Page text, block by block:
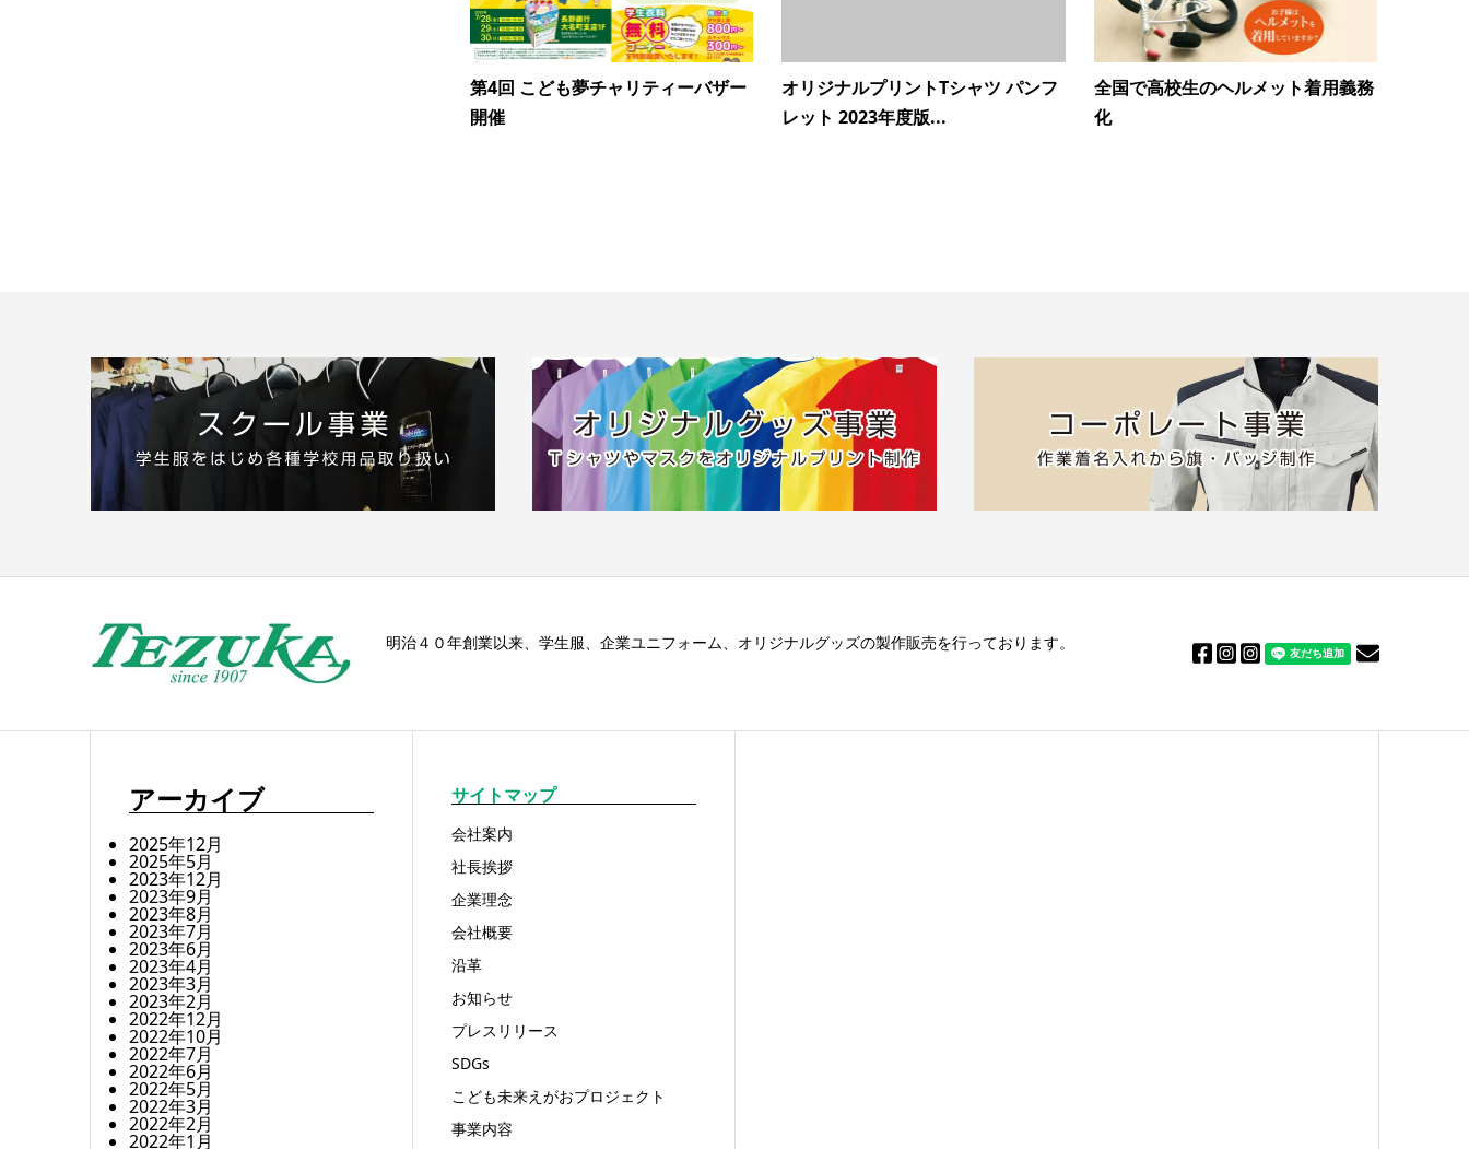
第4回 こども夢チャリティーバザー
開催
オリジナルプリントTシャツ パンフ
レット 2023年度版...
全国で高校生のヘルメット着用義務
化
明治４０年創業以来、学生服、企業ユニフォーム、オリジナルグッズの製作販売を行っております。
アーカイブ
2025年12月
2025年5月
2023年12月
2023年9月
2023年8月
2023年7月
2023年6月
2023年4月
2023年3月
2023年2月
2022年12月
2022年10月
2022年7月
2022年6月
2022年5月
2022年3月
2022年2月
2022年1月
サイトマップ
会社案内
社長挨拶
企業理念
会社概要
沿革
お知らせ
プレスリリース
SDGs
こども未来えがおプロジェクト
事業内容